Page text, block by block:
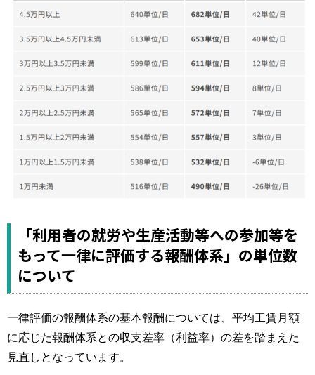
「利用者の就労や生産活動等への参加等を
もって一律に評価する報酬体系」の単位数
について
一律評価の報酬体系の基本報酬については、平均工賃月額
に応じた報酬体系との収支差率（利益率）の差を踏まえた
見直しとなっています。